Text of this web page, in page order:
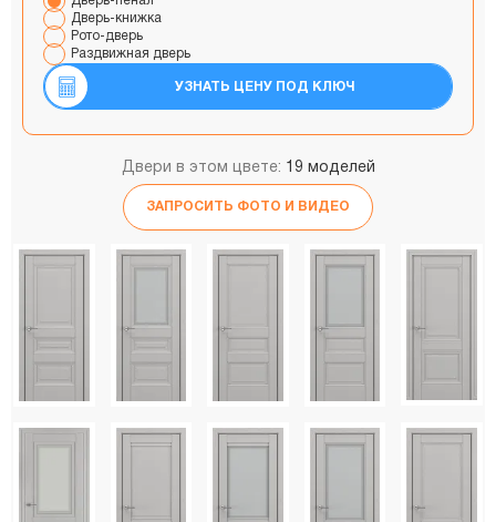
Дверь-книжка
Рото-дверь
Раздвижная дверь
УЗНАТЬ ЦЕНУ ПОД КЛЮЧ
Двери в этом цвете: 19 моделей
ЗАПРОСИТЬ ФОТО И ВИДЕО